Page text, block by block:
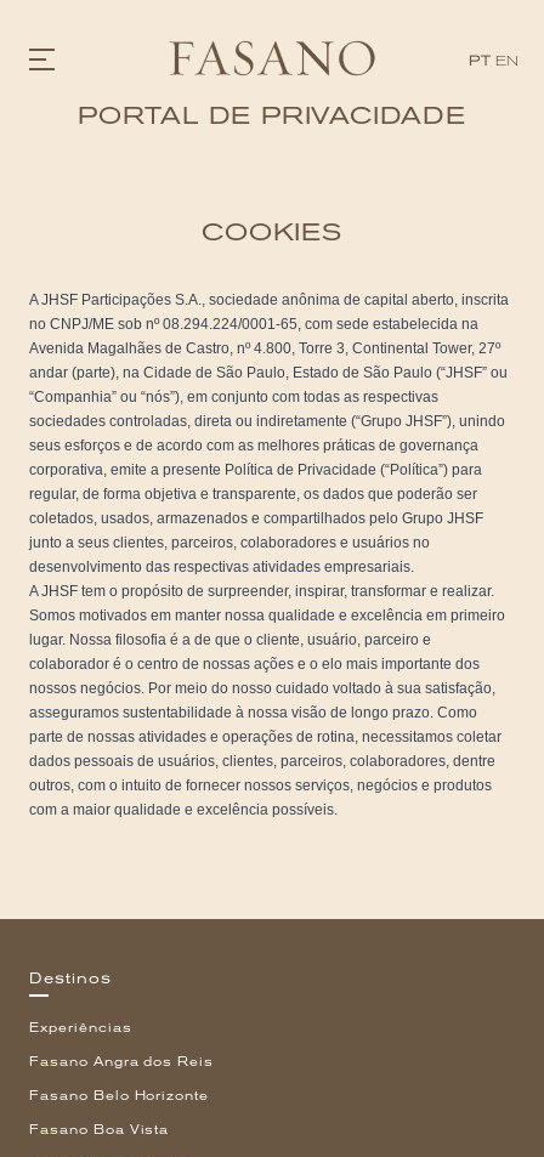
PT EN
SHOP | SELEZIONE
DESCUBRA
WHAT'S COOKING
CORRIERE
HISTÓRIA
SUSTENTABILIDADE
CONTATO
PORTAL DE PRIVACIDADE
COOKIES
A JHSF Participações S.A., sociedade anônima de capital aberto, inscrita
no CNPJ/ME sob nº 08.294.224/0001-65, com sede estabelecida na
Avenida Magalhães de Castro, nº 4.800, Torre 3, Continental Tower, 27º
andar (parte), na Cidade de São Paulo, Estado de São Paulo (“JHSF” ou
“Companhia” ou “nós”), em conjunto com todas as respectivas
sociedades controladas, direta ou indiretamente (“Grupo JHSF”), unindo
seus esforços e de acordo com as melhores práticas de governança
corporativa, emite a presente Política de Privacidade (“Política”) para
regular, de forma objetiva e transparente, os dados que poderão ser
coletados, usados, armazenados e compartilhados pelo Grupo JHSF
junto a seus clientes, parceiros, colaboradores e usuários no
desenvolvimento das respectivas atividades empresariais.
A JHSF tem o propósito de surpreender, inspirar, transformar e realizar.
Somos motivados em manter nossa qualidade e excelência em primeiro
lugar. Nossa filosofia é a de que o cliente, usuário, parceiro e
colaborador é o centro de nossas ações e o elo mais importante dos
nossos negócios. Por meio do nosso cuidado voltado à sua satisfação,
asseguramos sustentabilidade à nossa visão de longo prazo. Como
parte de nossas atividades e operações de rotina, necessitamos coletar
dados pessoais de usuários, clientes, parceiros, colaboradores, dentre
outros, com o intuito de fornecer nossos serviços, negócios e produtos
com a maior qualidade e excelência possíveis.
Destinos
Experiências
Fasano Angra dos Reis
Fasano Belo Horizonte
Fasano Boa Vista